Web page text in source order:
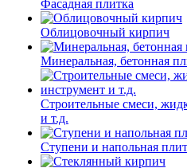
Фасадная плитка
Облицовочный кирпич
Минеральная, бетонная
Строительные смеси,
и т.д.
Ступени и напольная